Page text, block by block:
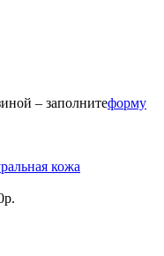
– заполнитеформу
кожа
р.